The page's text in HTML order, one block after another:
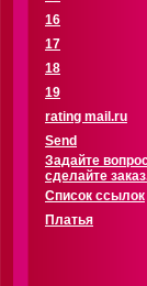
16
17
18
19
rating mail.ru
Send
Задайте
сделайте
Список ссылок
Платья